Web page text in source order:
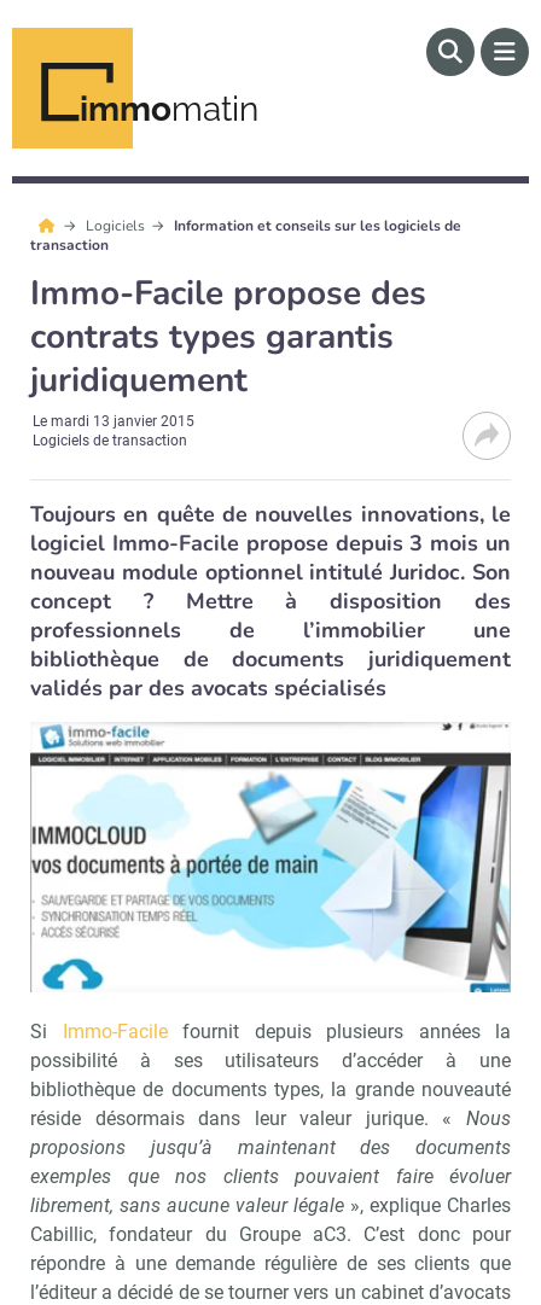
immomatin
Logiciels
Information et conseils sur les logiciels de
transaction
Immo-Facile propose des
contrats types garantis
juridiquement
Lemardi 13 janvier 2015
Logiciels de transaction
Toujours en quête de nouvelles innovations, le
logiciel Immo-Facile propose depuis 3 mois un
nouveau module optionnel intitulé Juridoc. Son
concept ? Mettre à disposition des
professionnels de l’immobilier une
bibliothèque de documents juridiquement
validés par des avocats spécialisés
Si Immo-Facilefournit depuis plusieurs années la
possibilité à ses utilisateurs d’accéder à une
bibliothèque de documents types, la grande nouveauté
réside désormais dans leur valeur jurique. « Nous
proposions jusqu’à maintenant des documents
exemples que nos clients pouvaient faire évoluer
librement, sans aucune valeur légale », explique Charles
Cabillic, fondateur du Groupe aC3. C’est donc pour
répondre à une demande régulière de ses clients que
l’éditeur a décidé de se tourner vers un cabinet d’avocats